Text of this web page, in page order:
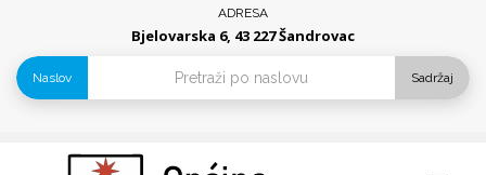
ADRESA
Bjelovarska 6, 43 227 Šandrovac
Naslov Sadržaj